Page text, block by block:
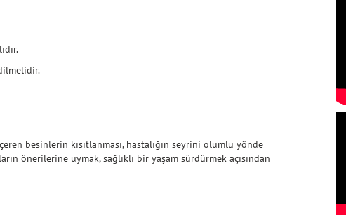
besinlerin kısıtlanması, hastalığın seyrini olumlu yönde
önerilerine uymak, sağlıklı bir yaşam sürdürmek açısından